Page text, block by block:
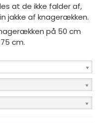
at de ikke falder af,
jakke af knagerækken.
på 50 cm
cm.